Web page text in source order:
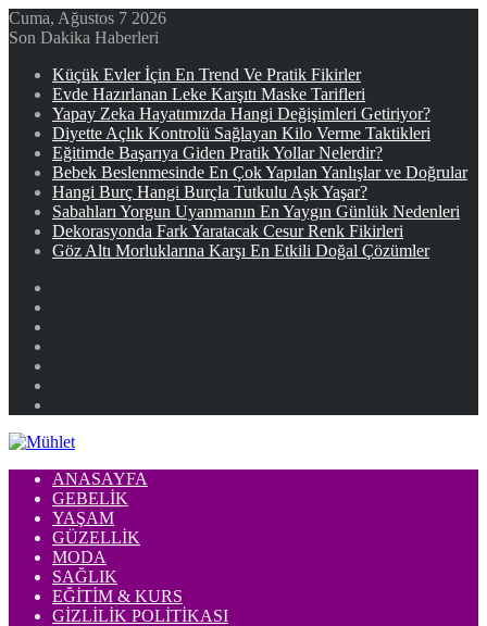
Cuma, Ağustos 7 2026
Son Dakika Haberleri
Küçük Evler İçin En Trend Ve Pratik Fikirler
Evde Hazırlanan Leke Karşıtı Maske Tarifleri
Yapay Zeka Hayatımızda Hangi Değişimleri Getiriyor?
Diyette Açlık Kontrolü Sağlayan Kilo Verme Taktikleri
Eğitimde Başarıya Giden Pratik Yollar Nelerdir?
Bebek Beslenmesinde En Çok Yapılan Yanlışlar ve Doğrular
Hangi Burç Hangi Burçla Tutkulu Aşk Yaşar?
Sabahları Yorgun Uyanmanın En Yaygın Günlük Nedenleri
Dekorasyonda Fark Yaratacak Cesur Renk Fikirleri
Göz Altı Morluklarına Karşı En Etkili Doğal Çözümler
ANASAYFA
GEBELIK
YAŞAM
GÜZELLIK
MODA
SAĞLIK
EĞITIM & KURS
GIZLILIK POLITIKASI